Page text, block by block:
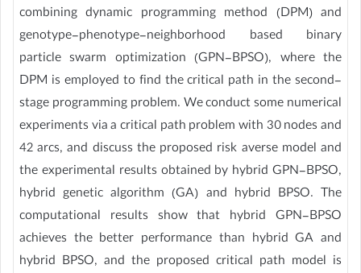
combining dynamic programming method (DPM) and
genotype-phenotype-neighborhood based binary
particle swarm optimization (GPN-BPSO), where the
DPM is employed to find the critical path in the second-
stage programming problem. We conduct some numerical
experiments via a critical path problem with 30 nodes and
42 arcs, and discuss the proposed risk averse model and
the experimental results obtained by hybrid GPN-BPSO,
hybrid genetic algorithm (GA) and hybrid BPSO. The
computational results show that hybrid GPN-BPSO
achieves the better performance than hybrid GA and
hybrid BPSO, and the proposed critical path model is